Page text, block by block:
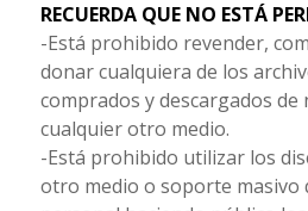
RECUERDA QUE NO ESTÁ
-Está prohibido revender,
donar cualquiera de los
comprados y descargados de
cualquier otro medio.
-Está prohibido utilizar los
otro medio o soporte masivo